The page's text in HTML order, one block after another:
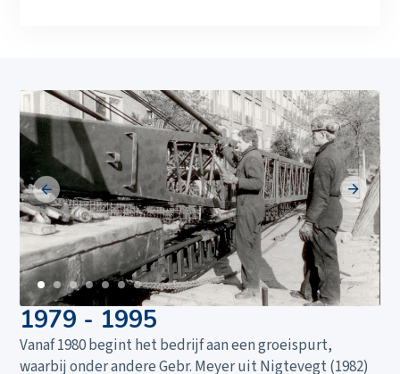
1979 - 1995
Vanaf 1980 begint het bedrijf aan een groeispurt,
waarbij onder andere Gebr. Meyer uit Nigtevegt (1982)